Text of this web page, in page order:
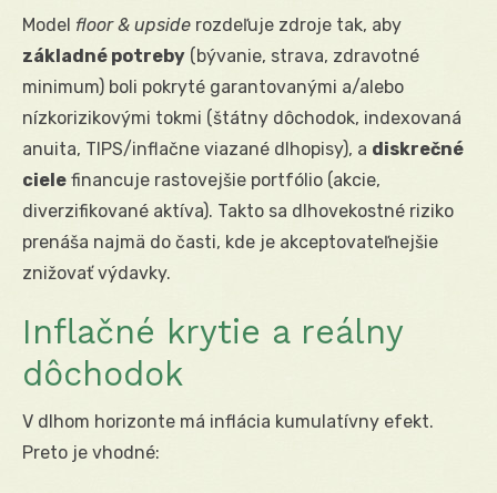
Model floor & upside rozdeľuje zdroje tak, aby
základné potreby (bývanie, strava, zdravotné
minimum) boli pokryté garantovanými a/alebo
nízkorizikovými tokmi (štátny dôchodok, indexovaná
anuita, TIPS/inflačne viazané dlhopisy), a diskrečné
ciele financuje rastovejšie portfólio (akcie,
diverzifikované aktíva). Takto sa dlhovekostné riziko
prenáša najmä do časti, kde je akceptovateľnejšie
znižovať výdavky.
Inflačné krytie a reálny
dôchodok
V dlhom horizonte má inflácia kumulatívny efekt.
Preto je vhodné: